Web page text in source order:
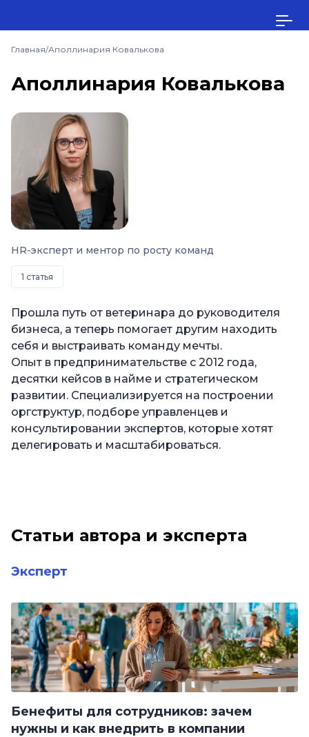
Главная/Аполлинария Ковалькова
Аполлинария Ковалькова
HR-эксперт и ментор по росту команд
1 статья
Прошла путь от ветеринара до руководителя
бизнеса, а теперь помогает другим находить
себя и выстраивать команду мечты.
Опыт в предпринимательстве с 2012 года,
десятки кейсов в найме и стратегическом
развитии. Специализируется на построении
оргструктур, подборе управленцев и
консультировании экспертов, которые хотят
делегировать и масштабироваться.
Статьи автора и эксперта
Эксперт
Бенефиты для сотрудников: зачем
нужны и как внедрить в компании